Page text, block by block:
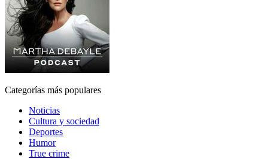
Categorías más populares
Noticias
Cultura y sociedad
Deportes
Humor
True crime